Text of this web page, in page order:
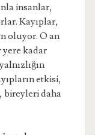
insanlar,
Kayıplar,
oluyor. O an
yere kadar
etkisi,
bireyleri daha